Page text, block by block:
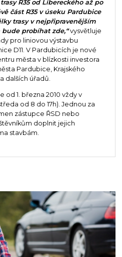
R35 od Libereckého až po
část R35 v úseku Pardubice
trasy v nejpřipravenějším
probíhat zde,“vysvětluje
pro liniovou výstavbu
D11. V Pardubicích je nové
města v blízkosti investora
Pardubice, Krajského
dalších úřadů.
1. března 2010 vždy v
od 8 do 17h). Jednou za
zástupce ŘSD nebo
doplnit jejich
stavbám.